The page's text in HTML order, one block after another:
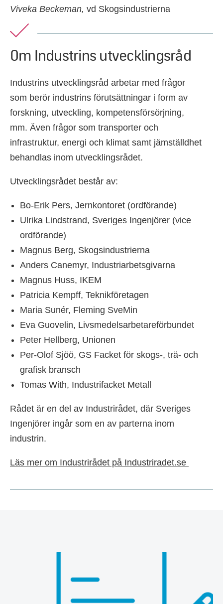
Viveka Beckeman, vd Skogsindustrierna
Om Industrins utvecklingsråd
Industrins utvecklingsråd arbetar med frågor
som berör industrins förutsättningar i form av
forskning, utveckling, kompetensförsörjning,
mm. Även frågor som transporter och
infrastruktur, energi och klimat samt jämställdhet
behandlas inom utvecklingsrådet.
Utvecklingsrådet består av:
Bo-Erik Pers, Jernkontoret (ordförande)
Ulrika Lindstrand, Sveriges Ingenjörer (vice
ordförande)
Magnus Berg, Skogsindustrierna
Anders Canemyr, Industriarbetsgivarna
Magnus Huss, IKEM
Patricia Kempff, Teknikföretagen
Maria Sunér, Fleming SveMin
Eva Guovelin, Livsmedelsarbetareförbundet
Peter Hellberg, Unionen
Per-Olof Sjöö, GS Facket för skogs-, trä- och
grafisk bransch
Tomas With, Industrifacket Metall
Rådet är en del av Industrirådet, där Sveriges
Ingenjörer ingår som en av parterna inom
industrin.
Läs mer om Industrirådet på Industriradet.se